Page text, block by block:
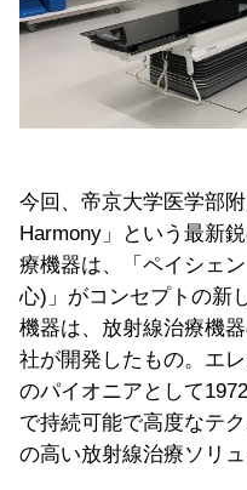
今回、帝京大学医学部
Harmony」という最新
療機器は、「ペイシェ
心)」がコンセプトの新
機器は、放射線治療機
社が開発したもの。エ
のパイオニアとして
で持続可能で高度なテ
の高い放射線治療ソリ